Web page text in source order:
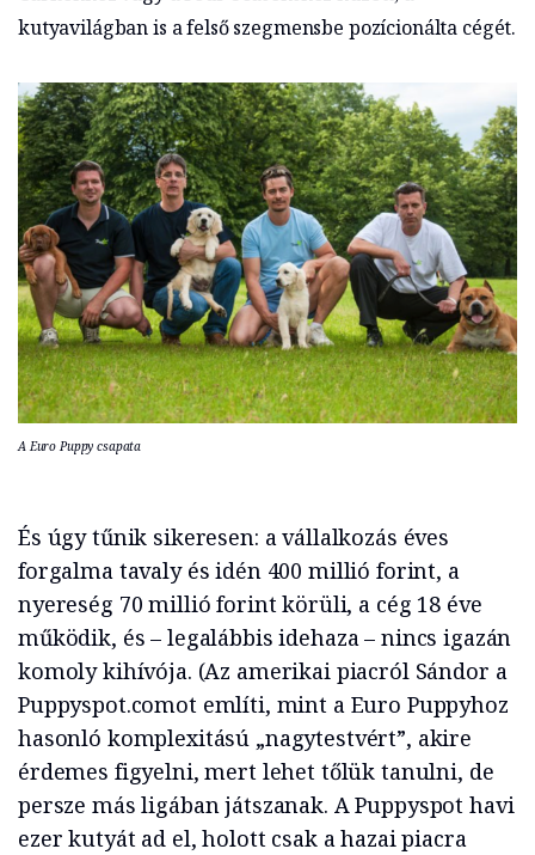
kutyavilágban is a felső szegmensbe pozícionálta cégét.
A Euro Puppy csapata
És úgy tűnik sikeresen: a vállalkozás éves
forgalma tavaly és idén 400 millió forint, a
nyereség 70 millió forint körüli, a cég 18 éve
működik, és – legalábbis idehaza – nincs igazán
komoly kihívója. (Az amerikai piacról Sándor a
Puppyspot.comot említi, mint a Euro Puppyhoz
hasonló komplexitású „nagytestvért”, akire
érdemes figyelni, mert lehet tőlük tanulni, de
persze más ligában játszanak. A Puppyspot havi
ezer kutyát ad el, holott csak a hazai piacra